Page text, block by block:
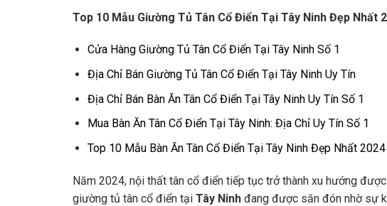
Top 10 Mẫu Giường Tủ Tân Cổ Điển Tại Tây Ninh Đẹp Nhất
Cửa Hàng Giường Tủ Tân Cổ Điển Tại Tây Ninh Số 1
Địa Chỉ Bán Giường Tủ Tân Cổ Điển Tại Tây Ninh Uy Tín
Địa Chỉ Bán Bàn Ăn Tân Cổ Điển Tại Tây Ninh Uy Tín Số 1
Mua Bàn Ăn Tân Cổ Điển Tại Tây Ninh: Địa Chỉ Uy Tín Số 1
Top 10 Mẫu Bàn Ăn Tân Cổ Điển Tại Tây Ninh Đẹp Nhất 2024
Năm 2024, nội thất tân cổ điển tiếp tục trở thành xu hướng
giường tủ tân cổ điển tại Tây Ninh đang được săn đón nhờ sự